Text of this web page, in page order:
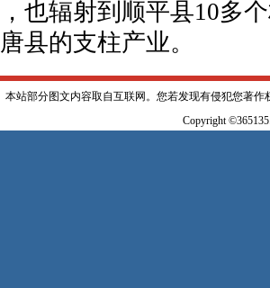
也辐射到顺平县10多
县的支柱产业。
本站部分图文内容取自互联网。您若发现有侵犯您著
Copyright